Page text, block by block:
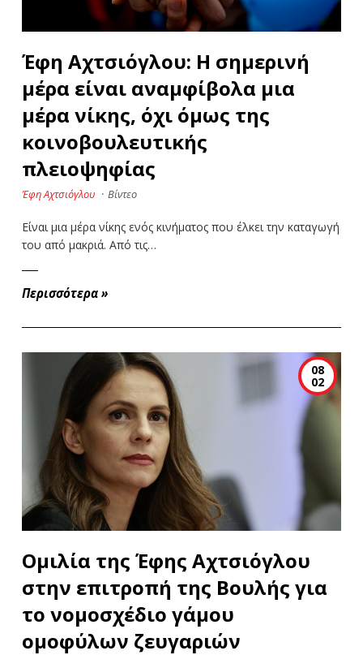
Έφη Αχτσιόγλου: H σημερινή
μέρα είναι αναμφίβολα μια
μέρα νίκης, όχι όμως της
κοινοβουλευτικής
πλειοψηφίας
Έφη Αχτσιόγλου · Βίντεο
Είναι μια μέρα νίκης ενός κινήματος που έλκει την καταγωγή
του από μακριά. Από τις…
Περισσότερα »
08
02
Ομιλία της Έφης Αχτσιόγλου
στην επιτροπή της Βουλής για
το νομοσχέδιο γάμου
ομοφύλων ζευγαριών